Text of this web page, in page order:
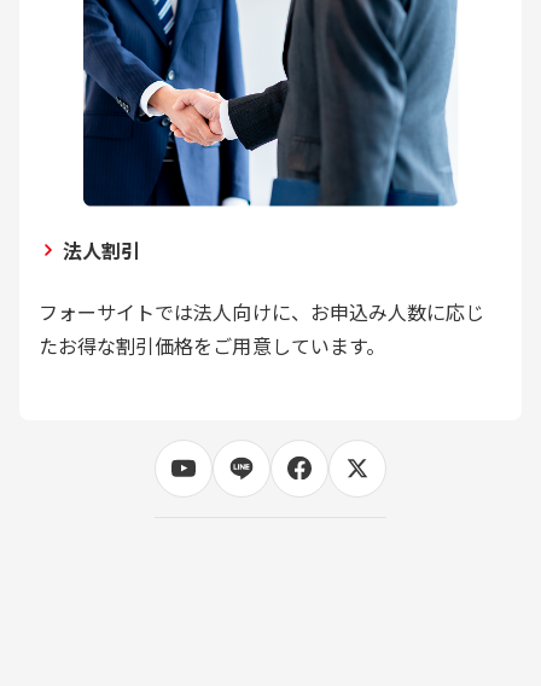
法人割引
フォーサイトでは法人向けに、お申込み人数に応じ
たお得な割引価格をご用意しています。